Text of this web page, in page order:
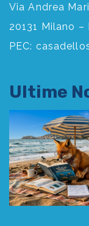
Via Andrea
20131 Milano –
PEC:
Ultime